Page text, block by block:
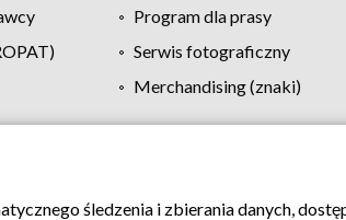
Program dla prasy
Serwis fotograficzny
Merchandising (znaki)
Pomoc Biuro reklamy Kontakt
śledzenia i zbierania danych,